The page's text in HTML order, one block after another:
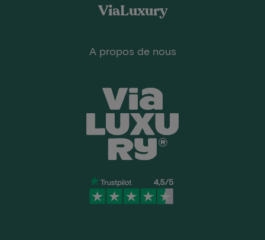
ViaLuxury
A propos de nous